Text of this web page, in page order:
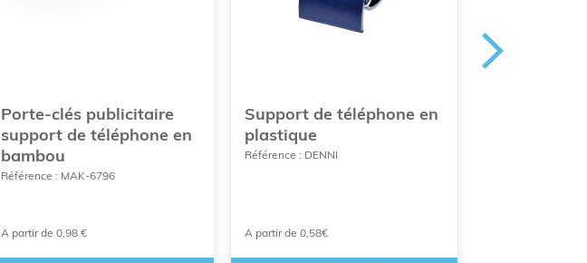
Porte-clés publicitaire
support de téléphone en
bambou
Référence : MAK-6796
A partir de 0,98 €
Support de téléphone en
plastique
Référence : DENNI
A partir de 0,58€